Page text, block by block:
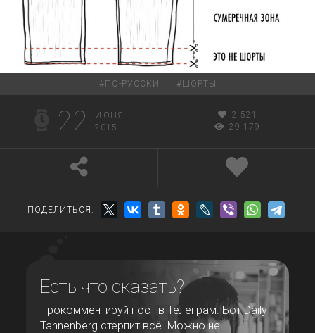
#ПО-РУССКИ #ШОРТЫ
22
ИЮНЯ
2015
2 521
29 179
ПОДЕЛИТЬСЯ:
Есть что сказать?
Прокомментируй пост в Телеграм. Бот Daily
Tannenberg стерпит всё. Можно не